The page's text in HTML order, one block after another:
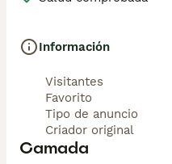
Información
Visitantes
Favorito
Tipo de anuncio
Criador original
Camada